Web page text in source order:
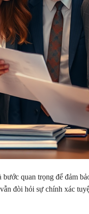
quan trọng để đảm
đòi hỏi sự chính xác